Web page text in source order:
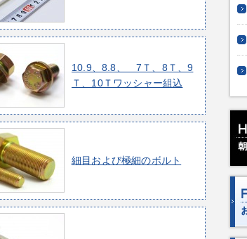
10.9、8.8、 7Ｔ、8Ｔ、9
Ｔ、10Ｔワッシャー組込
細目および極細のボルト